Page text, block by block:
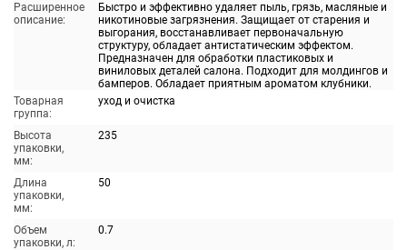
Расширенное
описание:
Быстро и эффективно удаляет пыль, грязь, масляные и
никотиновые загрязнения. Защищает от старения и
выгорания, восстанавливает первоначальную
структуру, обладает антистатическим эффектом.
Предназначен для обработки пластиковых и
виниловых деталей салона. Подходит для молдингов и
бамперов. Обладает приятным ароматом клубники.
Товарная
группа:
уход и очистка
Высота
упаковки,
мм:
235
Длина
упаковки,
мм:
50
Объем
упаковки, л:
0.7